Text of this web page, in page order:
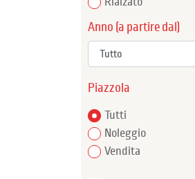
Anno (a partire dal)
Piazzola
Tutti
Noleggio
Vendita